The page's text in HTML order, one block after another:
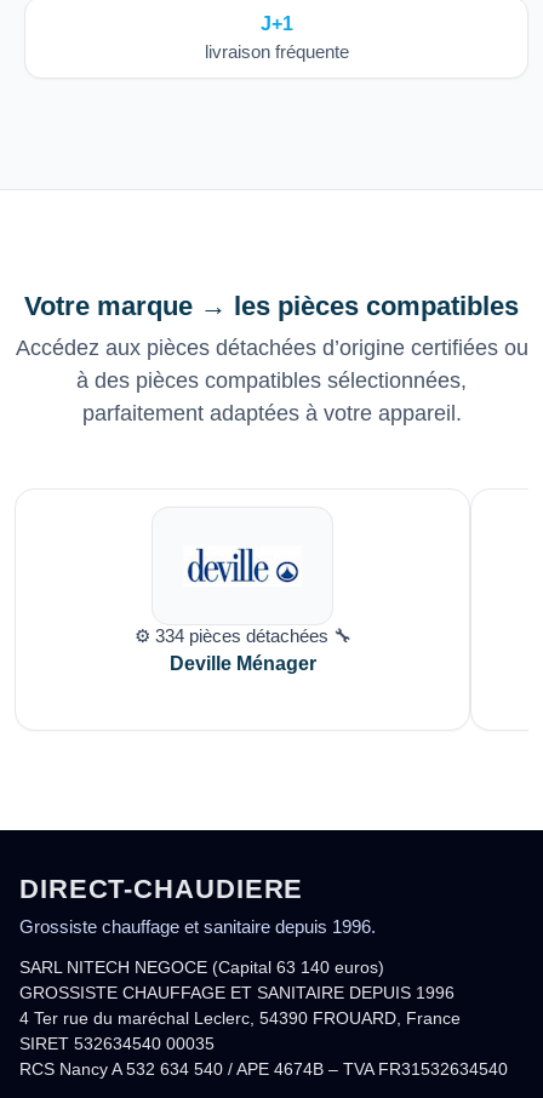
J+1
livraison fréquente
Votre marque → les pièces compatibles
Accédez aux pièces détachées d’origine certifiées ou
à des pièces compatibles sélectionnées,
parfaitement adaptées à votre appareil.
⚙️ 334 pièces détachées 🔧
Deville Ménager
DIRECT-CHAUDIERE
Grossiste chauffage et sanitaire depuis 1996.
SARL NITECH NEGOCE (Capital 63 140 euros)
GROSSISTE CHAUFFAGE ET SANITAIRE DEPUIS 1996
4 Ter rue du maréchal Leclerc, 54390 FROUARD, France
SIRET 532634540 00035
RCS Nancy A 532 634 540 / APE 4674B – TVA FR31532634540